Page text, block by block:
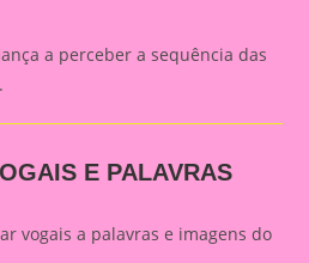
a perceber a sequência das
E PALAVRAS
vogais a palavras e imagens do